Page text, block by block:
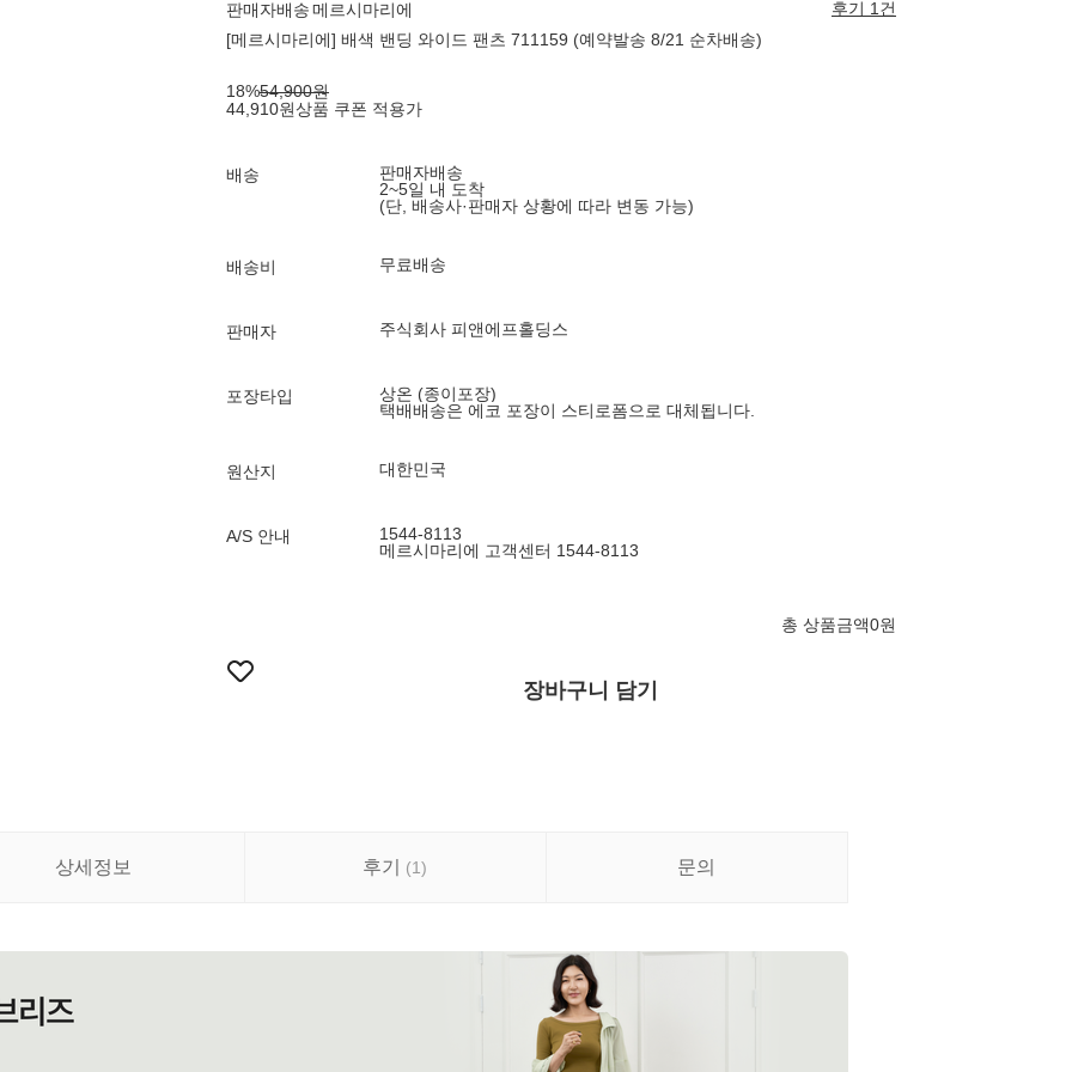
판매자배송메르시마리에
후기 1건
[메르시마리에] 배색 밴딩 와이드 팬츠 711159 (예약발송 8/21 순차배송)
18%54,900원
44,910원상품 쿠폰 적용가
배송
판매자배송
2~5일 내 도착
(단, 배송사·판매자 상황에 따라 변동 가능)
배송비 무료배송
판매자 주식회사 피앤에프홀딩스
포장타입
상온 (종이포장)
택배배송은 에코 포장이 스티로폼으로 대체됩니다.
원산지 대한민국
A/S 안내
1544-8113
메르시마리에 고객센터 1544-8113
총 상품금액0원
장바구니 담기
상세정보 후기 (1) 문의